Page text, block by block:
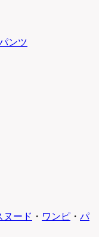
ンツ
ヌード ・ ワンピ ・ パ